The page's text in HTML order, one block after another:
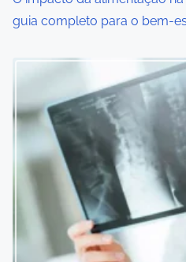
n
guia completo para o bem-